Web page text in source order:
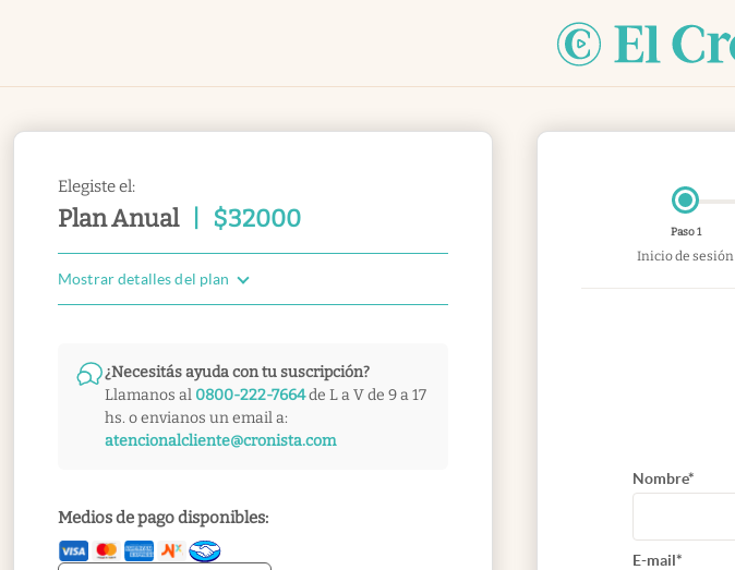
Elegiste el:
Plan Anual $32000
Mostrar detalles del plan
¿Necesitás ayuda con tu suscripción?
Llamanos al 0800-222-7664de L a V de 9 a 17
hs. o envianos un email a:
atencionalcliente@cronista.com
Medios de pago disponibles:
Paso 1
Inicio de sesión
Nombre*
E-mail*